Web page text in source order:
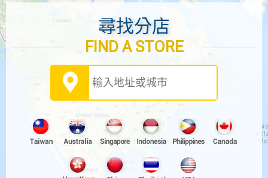
2016/09/19 10:46:48
美國南加州第一間分店開幕
2016/02/26 19:06:26
文峰廣場店開業啦
2016/02/26 19:04:20
青浦富紳廣場店開業優惠啦
2016/02/26 19:01:57
福州8090廣場店開業！
尋找分店
FIND A STORE